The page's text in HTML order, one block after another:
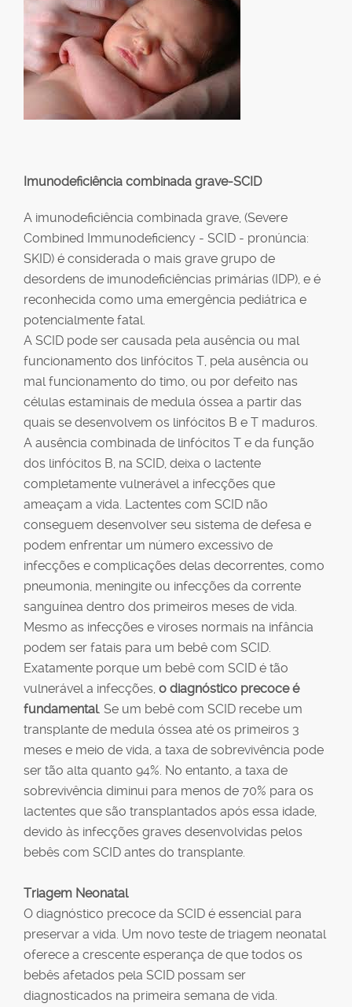
Imunodeficiência combinada grave-SCID
A imunodeficiência combinada grave, (Severe
Combined Immunodeficiency - SCID - pronúncia:
SKID) é considerada o mais grave grupo de
desordens de imunodeficiências primárias (IDP), e é
reconhecida como uma emergência pediátrica e
potencialmente fatal.
A SCID pode ser causada pela ausência ou mal
funcionamento dos linfócitos T, pela ausência ou
mal funcionamento do timo, ou por defeito nas
células estaminais de medula óssea a partir das
quais se desenvolvem os linfócitos B e T maduros.
A ausência combinada de linfócitos T e da função
dos linfócitos B, na SCID, deixa o lactente
completamente vulnerável a infecções que
ameaçam a vida. Lactentes com SCID não
conseguem desenvolver seu sistema de defesa e
podem enfrentar um número excessivo de
infecções e complicações delas decorrentes, como
pneumonia, meningite ou infecções da corrente
sanguínea dentro dos primeiros meses de vida.
Mesmo as infecções e viroses normais na infância
podem ser fatais para um bebê com SCID.
Exatamente porque um bebê com SCID é tão
vulnerável a infecções, o diagnóstico precoce é
fundamental. Se um bebê com SCID recebe um
transplante de medula óssea até os primeiros 3
meses e meio de vida, a taxa de sobrevivência pode
ser tão alta quanto 94%. No entanto, a taxa de
sobrevivência diminui para menos de 70% para os
lactentes que são transplantados após essa idade,
devido às infecções graves desenvolvidas pelos
bebês com SCID antes do transplante.
Triagem Neonatal
O diagnóstico precoce da SCID é essencial para
preservar a vida. Um novo teste de triagem neonatal
oferece a crescente esperança de que todos os
bebês afetados pela SCID possam ser
diagnosticados na primeira semana de vida.